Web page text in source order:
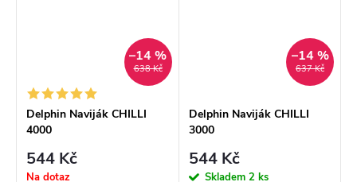
638 Kč
–14 %
Delphin Naviják CHILLI
4000
544 Kč
Na dotaz
637 Kč
–14 %
Delphin Naviják CHILLI
3000
544 Kč
Skladem 2 ks